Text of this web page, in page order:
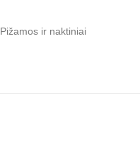
Pižamos ir naktiniai